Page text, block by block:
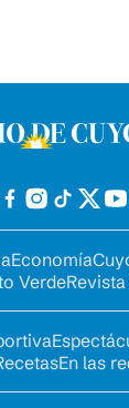
Economía
VerdeRevista
En las